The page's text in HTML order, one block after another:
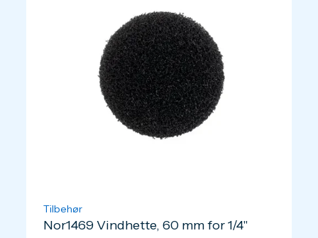
Tilbehør
Nor1469 Vindhette, 60 mm for 1/4"